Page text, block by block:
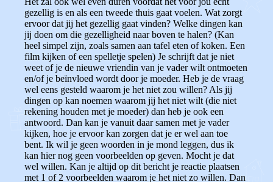
gezellig is en als een tweede thuis gaat voelen. Wat zorgt
ervoor dat jij het gezellig gaat vinden? Welke dingen kan
jij doen om die gezelligheid naar boven te halen? (Kan
heel simpel zijn, zoals samen aan tafel eten of koken. Een
film kijken of een spelletje spelen) Je schrijft dat je niet
weet of je de nieuwe vriendin van je vader wilt ontmoeten
en/of je beïnvloed wordt door je moeder. Heb je de vraag
wel eens gesteld waarom je het niet zou willen? Als jij
dingen op kan noemen waarom jij het niet wilt (die niet
rekening houden met je moeder) dan heb je ook een
antwoord. Dan kan je vanuit daar samen met je vader
kijken, hoe je ervoor kan zorgen dat je er wel aan toe
bent. Ik wil je geen woorden in je mond leggen, dus ik
kan hier nog geen voorbeelden op geven. Mocht je dat
wel willen. Kan je altijd op dit bericht je reactie plaatsen
met 1 of 2 voorbeelden waarom je het niet zo willen. Dan